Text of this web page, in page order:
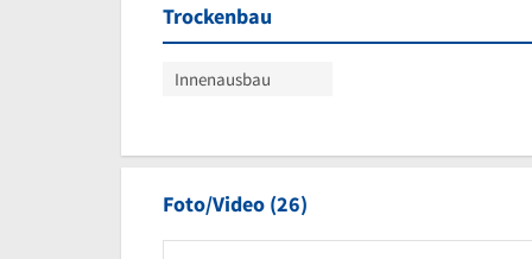
Trockenbau
Innenausbau
Foto/Video (26)